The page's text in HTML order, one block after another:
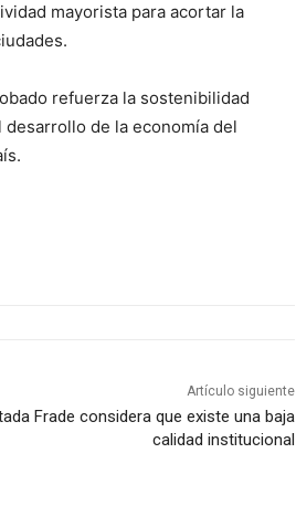
mayorista para acortar la
refuerza la sostenibilidad
de la economía del
Artículo siguiente
Frade considera que existe una baja
calidad institucional